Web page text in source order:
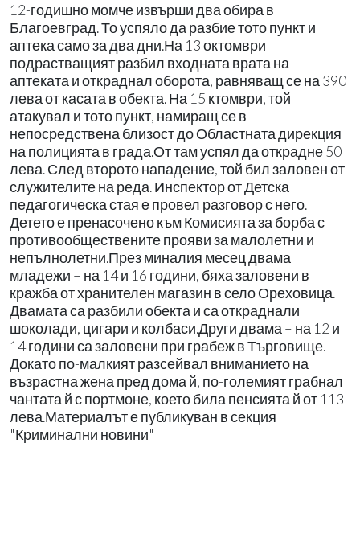
12-годишно момче извърши два обира в
Благоевград. То успяло да разбие тото пункт и
аптека само за два дни.На 13 октомври
подрастващият разбил входната врата на
аптеката и откраднал оборота, равняващ се на 390
лева от касата в обекта. На 15 ктомври, той
атакувал и тото пункт, намиращ се в
непосредствена близост до Областната дирекция
на полицията в града.От там успял да открадне 50
лева. След второто нападение, той бил заловен от
служителите на реда. Инспектор от Детска
педагогическа стая е провел разговор с него.
Детето е пренасочено към Комисията за борба с
противообществените прояви за малолетни и
непълнолетни.През миналия месец двама
младежи – на 14 и 16 години, бяха заловени в
кражба от хранителен магазин в село Ореховица.
Двамата са разбили обекта и са откраднали
шоколади, цигари и колбаси.Други двама – на 12 и
14 години са заловени при грабеж в Търговище.
Докато по-малкият разсейвал вниманието на
възрастна жена пред дома й, по-големият грабнал
чантата й с портмоне, което била пенсията й от 113
лева.Материалът е публикуван в секция
"Криминални новини"